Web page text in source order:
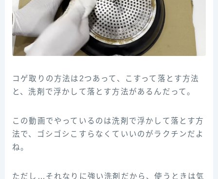
コゲ取りの方法は2つあって、こすって落とす方法
と、洗剤で浮かして落とす方法があるんだって。
この動画でやっているのは洗剤で浮かして落とす方
法で、ゴシゴシこすらなくていいのがラクチンだよ
ね。
ただし…それなりに強い洗剤だから、使うときは気